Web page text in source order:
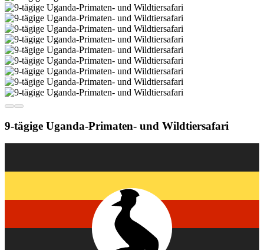
9-tägige Uganda-Primaten- und Wildtiersafari